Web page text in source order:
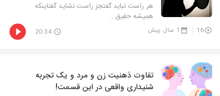
هر راست نباید گفتجز راست نشاید گفتاینکه
همیشه حقیق...
16 1 سال پیش 20:34
تفاوت ذهنیت زن و مرد و یک تجربه
شنیداری واقعی در این قسمت!